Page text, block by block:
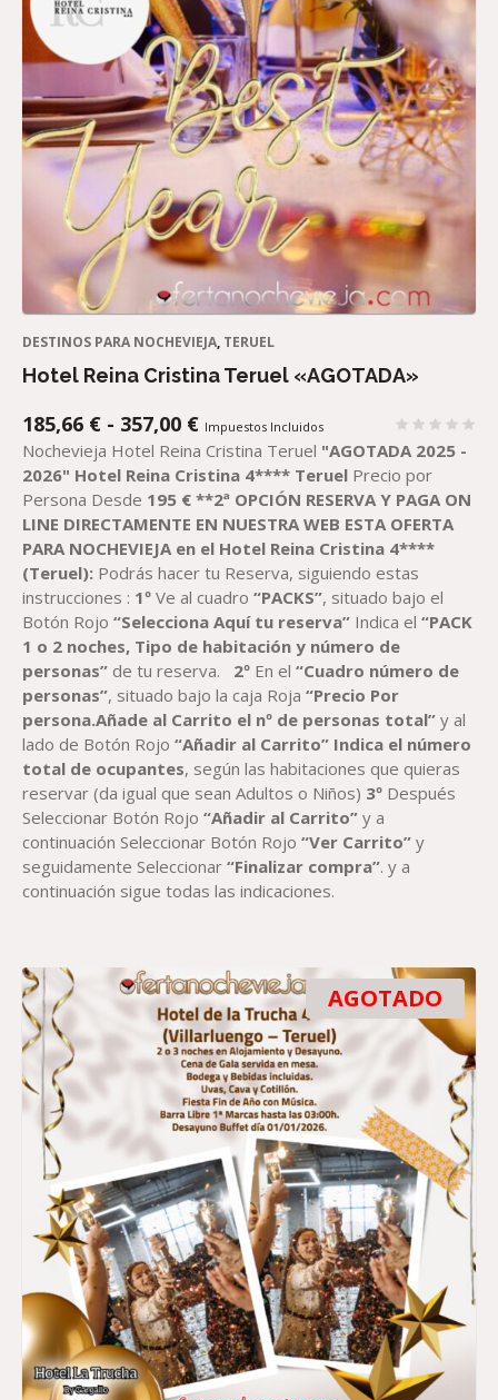
DESTINOS PARA NOCHEVIEJA, TERUEL
Hotel Reina Cristina Teruel «AGOTADA»
185,66 € - 357,00 €RANGO
DE
PRECIOS:
DESDE
185,66 €
HASTA
357,00 €
Impuestos Incluidos
Nochevieja Hotel Reina Cristina Teruel "AGOTADA 2025 -
2026" Hotel Reina Cristina 4**** Teruel Precio por
Persona Desde 195 € **2ª OPCIÓN RESERVA Y PAGA ON
LINE DIRECTAMENTE EN NUESTRA WEB ESTA OFERTA
PARA NOCHEVIEJA en el Hotel Reina Cristina 4****
(Teruel): Podrás hacer tu Reserva, siguiendo estas
instrucciones : 1ºVe al cuadro“PACKS”, situado bajo el
Botón Rojo“Selecciona Aquí tu reserva” Indica el“PACK
1 o 2 noches, Tipo de habitación y número de
personas” de tu reserva. 2º En el“Cuadro número de
personas”, situado bajo la caja Roja“Precio Por
persona.Añade al Carrito el nº de personas total”y al
lado de Botón Rojo“Añadir al Carrito” Indica el número
total de ocupantes, según las habitaciones que quieras
reservar (da igual que sean Adultos o Niños) 3º Después
Seleccionar Botón Rojo“Añadir al Carrito” y a
continuación Seleccionar Botón Rojo“Ver Carrito”y
seguidamente Seleccionar“Finalizar compra”. y a
continuación sigue todas las indicaciones.
AGOTADO